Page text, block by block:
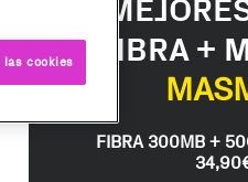
FIBRA +
FIBRA 300MB +
cookies